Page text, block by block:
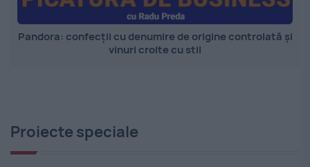
Pandora: confecții cu denumire de origine controlată și
vinuri croite cu stil
Proiecte speciale